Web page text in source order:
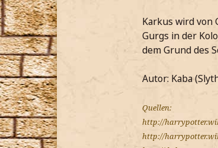
Karkus wird von
Gurgs in der
dem Grund des
Autor: Kaba
Quellen:
http://
http://